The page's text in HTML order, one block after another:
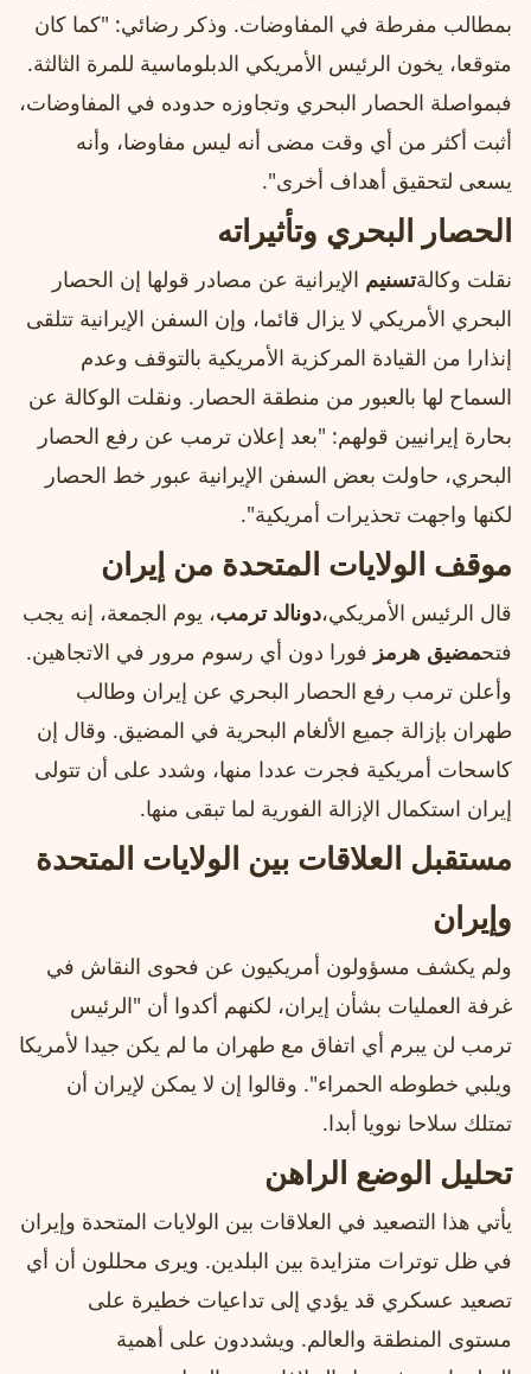
بمطالب مفرطة في المفاوضات. وذكر رضائي: "كما كان
متوقعا، يخون الرئيس الأمريكي الدبلوماسية للمرة الثالثة.
فبمواصلة الحصار البحري وتجاوزه حدوده في المفاوضات،
أثبت أكثر من أي وقت مضى أنه ليس مفاوضا، وأنه
يسعى لتحقيق أهداف أخرى".
الحصار البحري وتأثيراته
نقلت وكالةتسنيم الإيرانية عن مصادر قولها إن الحصار
البحري الأمريكي لا يزال قائما، وإن السفن الإيرانية تتلقى
إنذارا من القيادة المركزية الأمريكية بالتوقف وعدم
السماح لها بالعبور من منطقة الحصار. ونقلت الوكالة عن
بحارة إيرانيين قولهم: "بعد إعلان ترمب عن رفع الحصار
البحري، حاولت بعض السفن الإيرانية عبور خط الحصار
لكنها واجهت تحذيرات أمريكية".
موقف الولايات المتحدة من إيران
قال الرئيس الأمريكي،دونالد ترمب، يوم الجمعة، إنه يجب
فتحمضيق هرمز فورا دون أي رسوم مرور في الاتجاهين.
وأعلن ترمب رفع الحصار البحري عن إيران وطالب
طهران بإزالة جميع الألغام البحرية في المضيق. وقال إن
كاسحات أمريكية فجرت عددا منها، وشدد على أن تتولى
إيران استكمال الإزالة الفورية لما تبقى منها.
مستقبل العلاقات بين الولايات المتحدة
وإيران
ولم يكشف مسؤولون أمريكيون عن فحوى النقاش في
غرفة العمليات بشأن إيران، لكنهم أكدوا أن "الرئيس
ترمب لن يبرم أي اتفاق مع طهران ما لم يكن جيدا لأمريكا
ويلبي خطوطه الحمراء". وقالوا إن لا يمكن لإيران أن
تمتلك سلاحا نوويا أبدا.
تحليل الوضع الراهن
يأتي هذا التصعيد في العلاقات بين الولايات المتحدة وإيران
في ظل توترات متزايدة بين البلدين. ويرى محللون أن أي
تصعيد عسكري قد يؤدي إلى تداعيات خطيرة على
مستوى المنطقة والعالم. ويشددون على أهمية